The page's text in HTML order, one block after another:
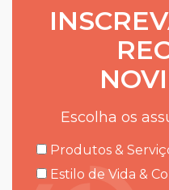
Escolha os
Produtos &
Estilo de Vida &